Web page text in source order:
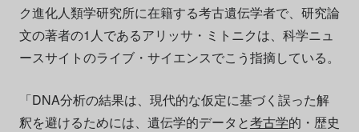
ク進化人類学研究所に在籍する考古遺伝学者で、研究論
文の著者の1人であるアリッサ・ミトニクは、科学ニュ
ースサイトのライブ・サイエンスでこう指摘している。
「DNA分析の結果は、現代的な仮定に基づく誤った解
釈を避けるためには、遺伝学的データと考古学的・歴史